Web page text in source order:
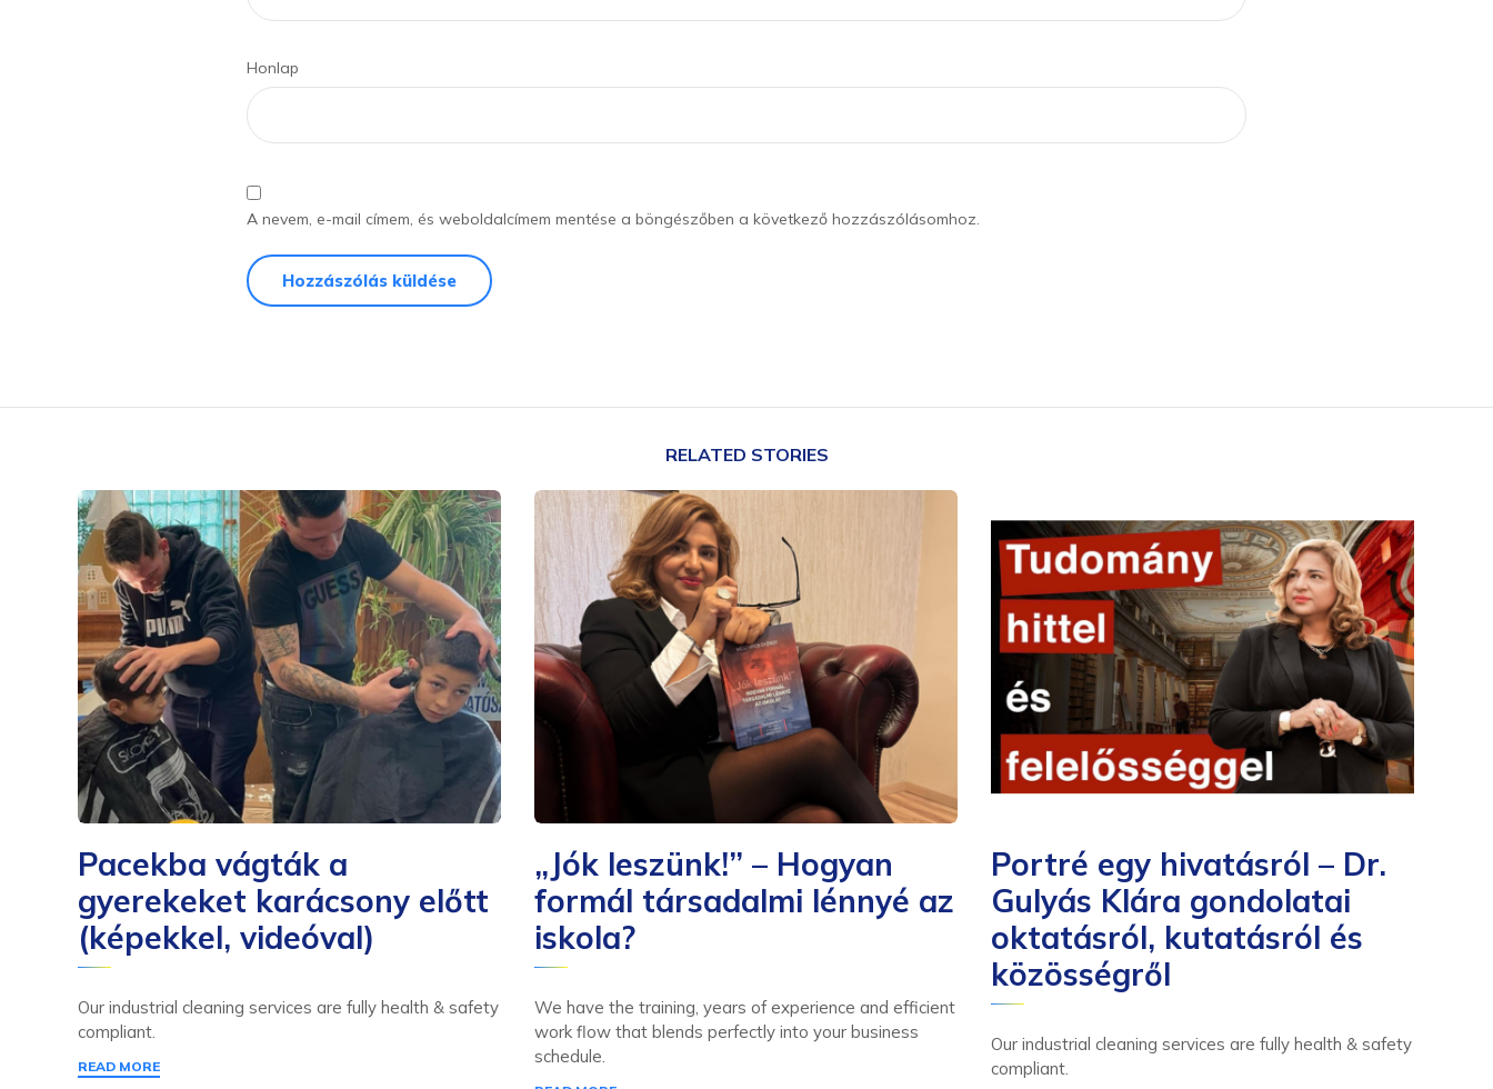
Honlap
A nevem, e-mail címem, és weboldalcímem mentése a böngészőben a következő hozzászólásomhoz.
RELATED STORIES
Pacekba vágták a
gyerekeket karácsony előtt
(képekkel, videóval)
Our industrial cleaning services are fully health & safety
compliant.
READ MORE
„Jók leszünk!” – Hogyan
formál társadalmi lénnyé az
iskola?
We have the training, years of experience and efficient
work flow that blends perfectly into your business
schedule.
Portré egy hivatásról – Dr.
Gulyás Klára gondolatai
oktatásról, kutatásról és
közösségről
Our industrial cleaning services are fully health & safety
compliant.